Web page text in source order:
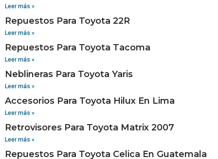
Leer más »
Repuestos Para Toyota 22R
Leer más »
Repuestos Para Toyota Tacoma
Leer más »
Neblineras Para Toyota Yaris
Leer más »
Accesorios Para Toyota Hilux En Lima
Leer más »
Retrovisores Para Toyota Matrix 2007
Leer más »
Repuestos Para Toyota Celica En Guatemala